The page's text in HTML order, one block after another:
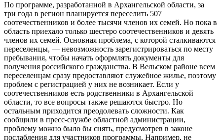
По программе, разработанной в Архангельской области, за
три года в регион планируется переселить 507
соотечественников и более тысячи членов их семей. Но пока в
область приехало только шестеро соотечественников и девять
членов их семей. Основная проблема, с которой сталкиваются
переселенцы, — невозможность зарегистрироваться по месту
пребывания, чтобы начать оформлять документы для
получения российского гражданства. В Вельском районе всем
переселенцам сразу предоставляют служебное жилье, поэтому
проблем с регистрацией у них не возникает. Если у
соотечественников есть родственники в Архангельской
области, то все вопросы также решаются быстро. Но
остальным приходится преодолевать сложности. Как
сообщили в пресс-службе областной администрации,
проблему можно было бы снять, предусмотрев в законе
послабления для участников программы. Например, не